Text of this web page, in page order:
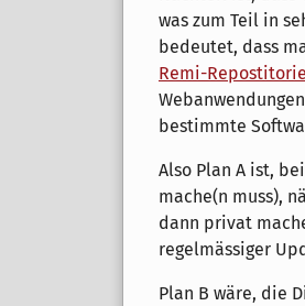
was zum Teil in
bedeutet, dass
Remi-
bestimmte
Also Plan A ist,
mache(n muss),
dann privat
regelmässiger
Plan B wäre, die